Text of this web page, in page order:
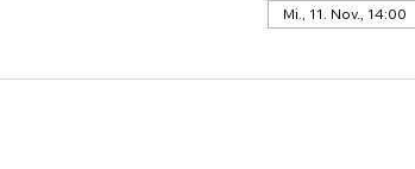
Mi., 11. Nov., 14:00